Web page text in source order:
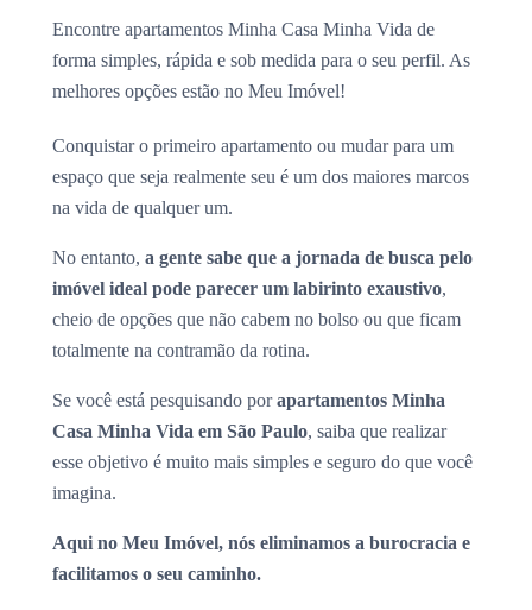
Encontre apartamentos Minha Casa Minha Vida de
forma simples, rápida e sob medida para o seu perfil. As
melhores opções estão no Meu Imóvel!
Conquistar o primeiro apartamento ou mudar para um
espaço que seja realmente seu é um dos maiores marcos
na vida de qualquer um.
No entanto, a gente sabe que a jornada de busca pelo
imóvel ideal pode parecer um labirinto exaustivo,
cheio de opções que não cabem no bolso ou que ficam
totalmente na contramão da rotina.
Se você está pesquisando porapartamentos Minha
Casa Minha Vida em São Paulo, saiba que realizar
esse objetivo é muito mais simples e seguro do que você
imagina.
Aqui no Meu Imóvel, nós eliminamos a burocracia e
facilitamos o seu caminho.